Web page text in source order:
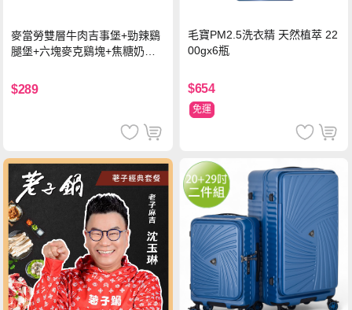
麥當勞雙層牛肉吉事堡+勁辣鷄
腿堡+六塊麥克鷄塊+焦糖奶茶
$289
毛寶PM2.5洗衣精 天然植萃 22
00gx6瓶
$654
免運